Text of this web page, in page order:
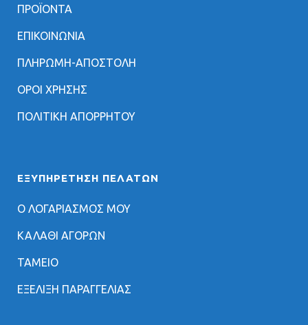
ΠΡΟΪΟΝΤΑ
ΕΠΙΚΟΙΝΩΝΙΑ
ΠΛΗΡΩΜΗ-ΑΠΟΣΤΟΛΗ
ΟΡΟΙ ΧΡΗΣΗΣ
ΠΟΛΙΤΙΚΗ ΑΠΟΡΡΗΤΟΥ
ΕΞΥΠΗΡΈΤΗΣΗ ΠΕΛΑΤΏΝ
Ο ΛΟΓΑΡΙΑΣΜΟΣ ΜΟΥ
ΚΑΛΑΘΙ ΑΓΟΡΩΝ
ΤΑΜΕΙΟ
ΕΞΕΛΙΞΗ ΠΑΡΑΓΓΕΛΙΑΣ